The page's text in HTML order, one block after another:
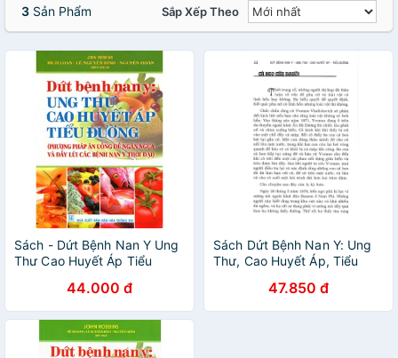
3 Sản Phẩm Sắp Xếp Theo
Sách - Dứt Bệnh Nan Y Ung
Thư Cao Huyết Áp Tiểu
44.000 đ
Sách Dứt Bệnh Nan Y: Ung
Thư, Cao Huyết Áp, Tiểu
47.850 đ